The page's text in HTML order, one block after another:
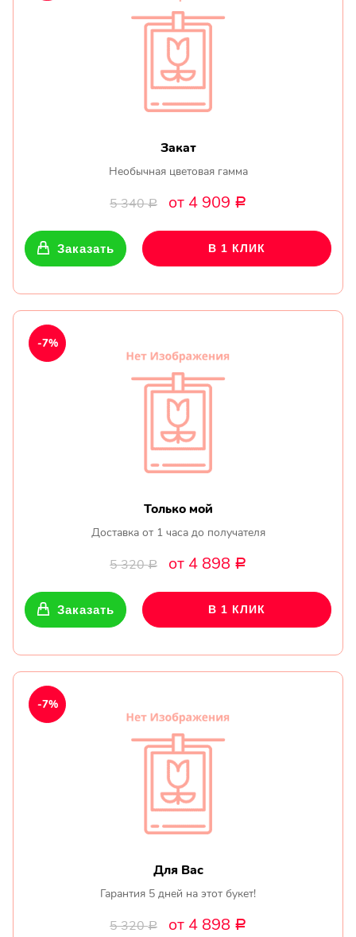
Закат
Необычная цветовая гамма
5 340Р от 4 909 Р
Заказать В 1 КЛИК
Только мой
Доставка от 1 часа до получателя
5 320Р от 4 898 Р
-7%
Заказать В 1 КЛИК
Для Вас
Гарантия 5 дней на этот букет!
5 320Р от 4 898 Р
-7%